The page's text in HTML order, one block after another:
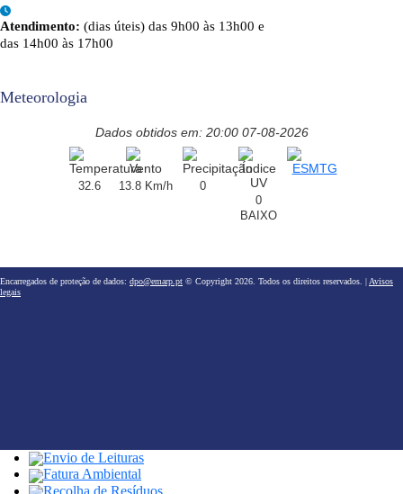
Atendimento: (dias úteis) das 9h00 às 13h00 e
das 14h00 às 17h00
Meteorologia
Dados obtidos em: 20:00 07-08-2026
32.6 13.8 Km/h
0
0
BAIXO
Encarregados de proteção de dados: dpo@emarp.pt © Copyright 2026. Todos os direitos reservados. | Avisos
legais
Envio de Leituras
Fatura Ambiental
Recolha de Resíduos